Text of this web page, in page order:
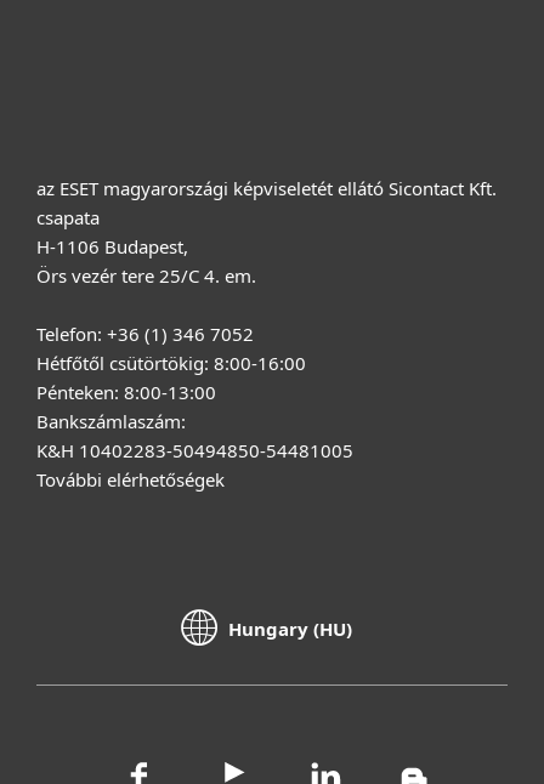
az ESET magyarországi képviseletét ellátó Sicontact Kft.
csapata
H-1106 Budapest,
Örs vezér tere 25/C 4. em.
Telefon: +36 (1) 346 7052
Hétfőtől csütörtökig: 8:00-16:00
Pénteken: 8:00-13:00
Bankszámlaszám:
K&H 10402283-50494850-54481005
További elérhetőségek
Hungary (HU)